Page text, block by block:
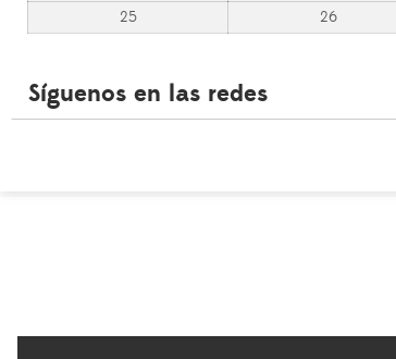
25
26
Síguenos en las redes